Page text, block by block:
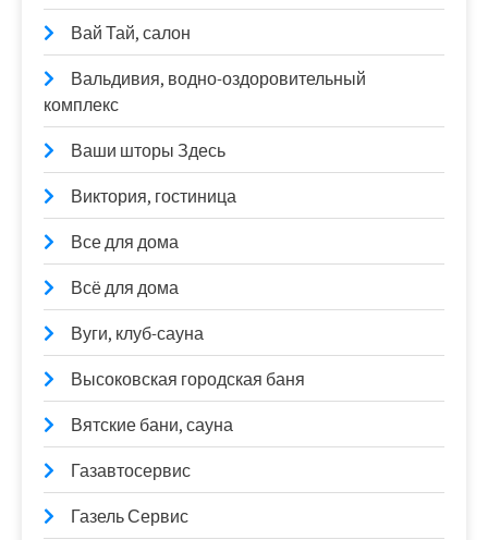
Вай Тай, салон
Вальдивия, водно-оздоровительный
комплекс
Ваши шторы Здесь
Виктория, гостиница
Все для дома
Всё для дома
Вуги, клуб-сауна
Высоковская городская баня
Вятские бани, сауна
Газавтосервис
Газель Сервис